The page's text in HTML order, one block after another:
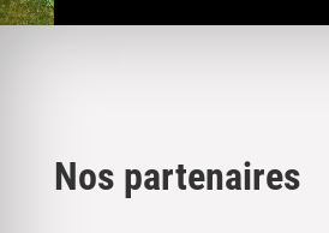
Nos partenaires